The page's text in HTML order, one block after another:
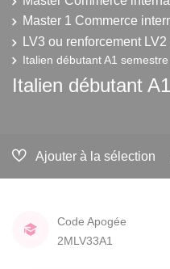
Master 1 Commerce
LV3 ou renforcement LV2
Italien débutant A1 semestre
Italien débutant
Ajouter à la sélection
Code Apogée
2MLV33A1